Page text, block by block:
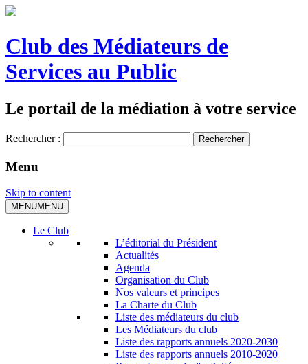
Club des Médiateurs de
Services au Public
Le portail de la médiation à votre service
Rechercher :
Menu
Skip to content
MENUMENU
Le Club
L’éditorial du Président
Actualités
Agenda
Organisation du Club
Nos valeurs et principes
La Charte du Club
Liste des médiateurs du club
Les Médiateurs du club
Liste des rapports annuels 2020-2030
Liste des rapports annuels 2010-2020